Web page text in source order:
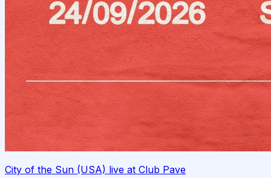
City of the Sun (USA) live at Club Pave